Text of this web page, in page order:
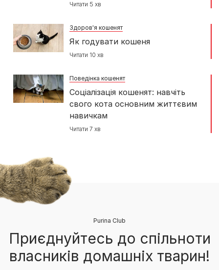
Читати 5 хв
Здоров'я кошенят
Як годувати кошеня
Читати 10 хв
Поведінка кошенят
Соціалізація кошенят: навчіть
свого кота основним життєвим
навичкам
Читати 7 хв
Purina Club
Приєднуйтесь до спільноти
власників домашніх тварин!